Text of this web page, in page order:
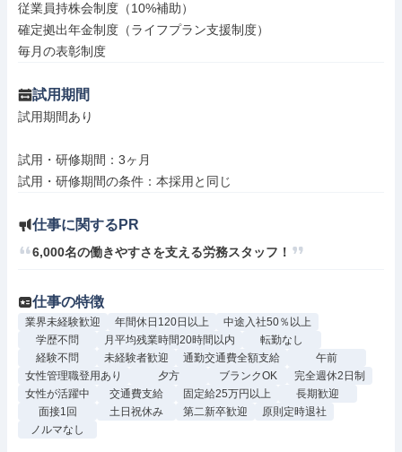
従業員持株会制度（10%補助）
確定拠出年金制度（ライフプラン支援制度）
毎月の表彰制度
試用期間
試用期間あり
試用・研修期間：3ヶ月
仕事に関するPR
6,000名の働きやすさを支える労務スタッフ！
仕事の特徴
業界未経験歓迎 年間休日120日以上
中途入社50％以上
学歴不問
月平均残業時間20時間以内
転勤なし
経験不問
未経験者歓迎 通勤交通費全額支給
午前
女性管理職登用あり
夕方 ブランクOK
完全週休2日制
女性が活躍中
交通費支給 固定給25万円以上
長期歓迎
面接1回
土日祝休み 第二新卒歓迎
原則定時退社
ノルマなし